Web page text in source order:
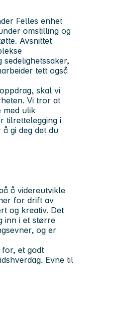
Felles enhet
omstilling og
Avsnittet
tett også
skal vi
Vi tror at
med ulik
tilrettelegging i
gi deg det du
å videreutvikle
for drift av
og kreativ. Det
inn i et større
og er
for, et godt
Evne til